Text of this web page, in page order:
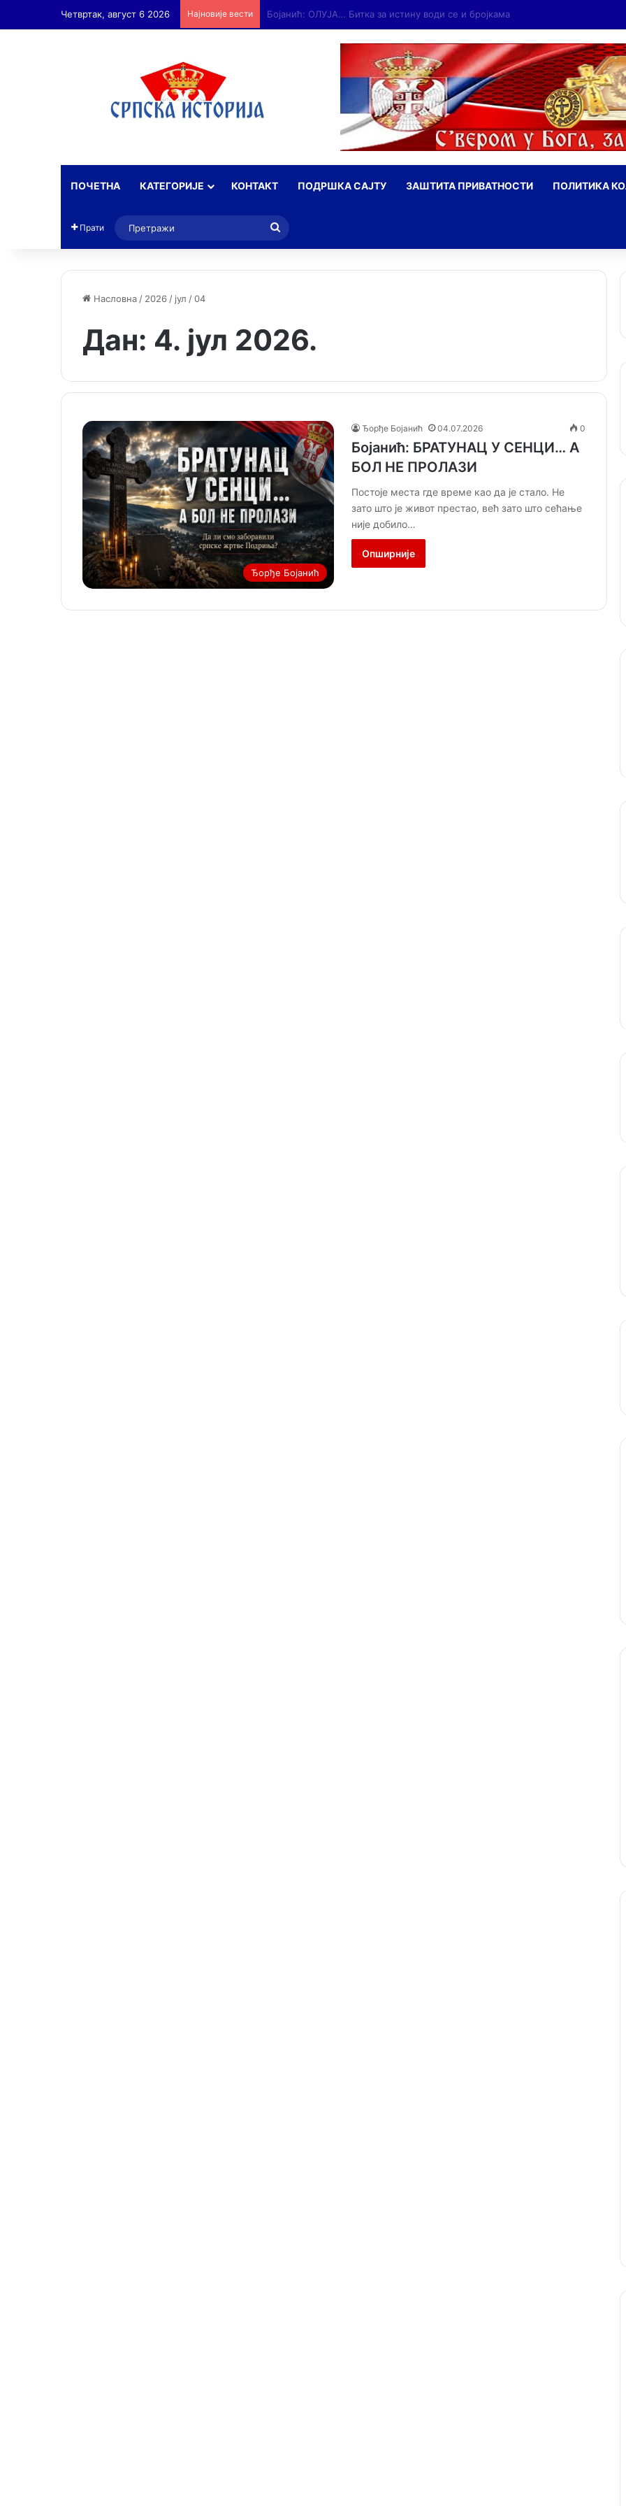
Четвртак, август 6 2026 Најновије вести
ПОЧЕТНА КАТЕГОРИЈЕ КОНТАКТ ПОДРШКА САЈТУ ЗАШТИТА ПРИВАТНОСТИ ПОЛИТИКА
Прати
Насловна / 2026 / јул /04
Дан: 4. јул 2026.
Ђорђе Бојанић
Ђорђе Бојанић 04.07.2026 0
Бојанић: БРАТУНАЦ У СЕНЦИ… А
БОЛ НЕ ПРОЛАЗИ
Постоје места где време као да је стало. Не
зато што је живот престао, већ зато што сећање
није добило…
Опширније